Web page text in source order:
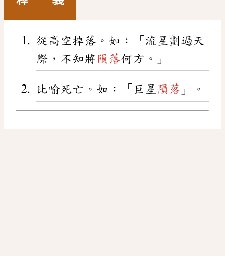
從高空掉落。如：「流星劃過天
際，不知將 隕落何方。」
比喻死亡。如：「巨星 隕落 」。